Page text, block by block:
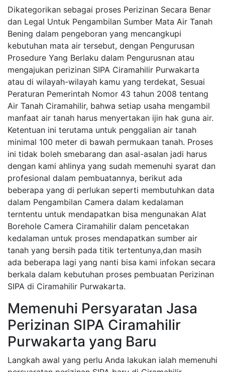
Dikategorikan sebagai proses Perizinan Secara Benar
dan Legal Untuk Pengambilan Sumber Mata Air Tanah
Bening dalam pengeboran yang mencangkupi
kebutuhan mata air tersebut, dengan Pengurusan
Prosedure Yang Berlaku dalam Pengurusnan atau
mengajukan perizinan SIPA Ciramahilir Purwakarta
atau di wilayah-wilayah kamu yang terdekat, Sesuai
Peraturan Pemerintah Nomor 43 tahun 2008 tentang
Air Tanah Ciramahilir, bahwa setiap usaha mengambil
manfaat air tanah harus menyertakan ijin hak guna air.
Ketentuan ini terutama untuk penggalian air tanah
minimal 100 meter di bawah permukaan tanah. Proses
ini tidak boleh smebarang dan asal-asalan jadi harus
dengan kami ahlinya yang sudah memenuhi syarat dan
profesional dalam pembuatannya, berikut ada
beberapa yang di perlukan seperti membutuhkan data
dalam Pengambilan Camera dalam kedalaman
terntentu untuk mendapatkan bisa mengunakan Alat
Borehole Camera Ciramahilir dalam pencetakan
kedalaman untuk proses mendapatkan sumber air
tanah yang bersih pada titik tertentunya,dan masih
ada beberapa lagi yang nanti bisa kami infokan secara
berkala dalam kebutuhan proses pembuatan Perizinan
SIPA di Ciramahilir Purwakarta.
Memenuhi Persyaratan Jasa
Perizinan SIPA Ciramahilir
Purwakarta yang Baru
Langkah awal yang perlu Anda lakukan ialah memenuhi